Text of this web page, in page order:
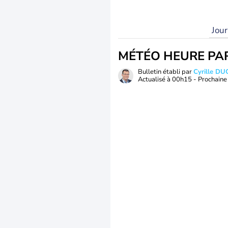
MÉTÉO HEURE
Bulletin établi parCyrille
Actualisé à 00h15 -